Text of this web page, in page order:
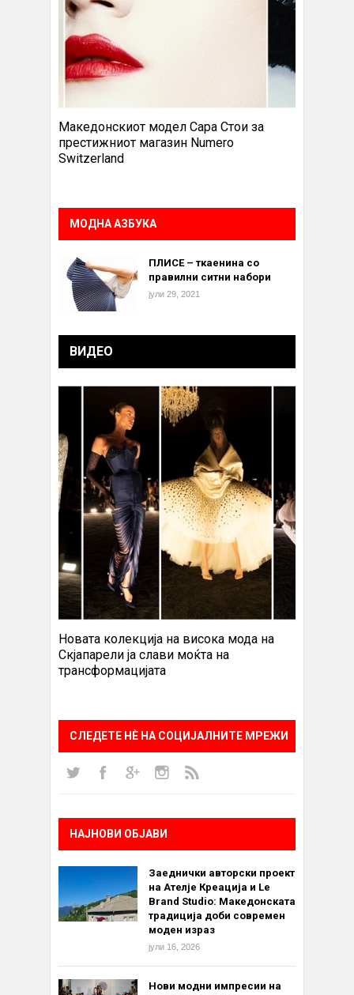
Македонскиот модел Сара Стои за
престижниот магазин Numero
Switzerland
МОДНА АЗБУКА
ПЛИСЕ – ткаенина со
правилни ситни набори
јули 29, 2021
ВИДЕО
Новата колекција на висока мода на
Скјапарели ја слави моќта на
трансформацијата
СЛЕДЕТЕ НÈ НА СОЦИЈАЛНИТЕ МРЕЖИ
НАЈНОВИ ОБЈАВИ
Заеднички авторски проект
на Ателје Креација и Le
Brand Studio: Македонската
традиција доби современ
моден израз
јули 16, 2026
Нови модни импресии на